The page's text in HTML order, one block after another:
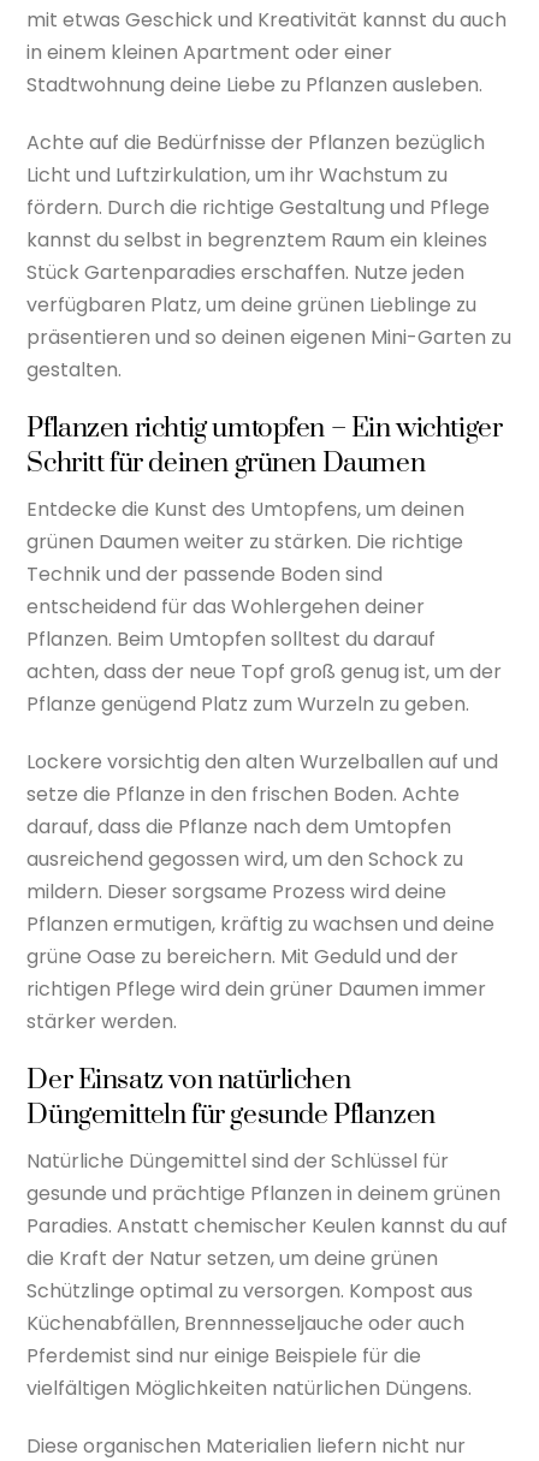
mit etwas Geschick und Kreativität kannst du auch
in einem kleinen Apartment oder einer
Stadtwohnung deine Liebe zu Pflanzen ausleben.
Achte auf die Bedürfnisse der Pflanzen bezüglich
Licht und Luftzirkulation, um ihr Wachstum zu
fördern. Durch die richtige Gestaltung und Pflege
kannst du selbst in begrenztem Raum ein kleines
Stück Gartenparadies erschaffen. Nutze jeden
verfügbaren Platz, um deine grünen Lieblinge zu
präsentieren und so deinen eigenen Mini-Garten zu
gestalten.
Pflanzen richtig umtopfen – Ein wichtiger
Schritt für deinen grünen Daumen
Entdecke die Kunst des Umtopfens, um deinen
grünen Daumen weiter zu stärken. Die richtige
Technik und der passende Boden sind
entscheidend für das Wohlergehen deiner
Pflanzen. Beim Umtopfen solltest du darauf
achten, dass der neue Topf groß genug ist, um der
Pflanze genügend Platz zum Wurzeln zu geben.
Lockere vorsichtig den alten Wurzelballen auf und
setze die Pflanze in den frischen Boden. Achte
darauf, dass die Pflanze nach dem Umtopfen
ausreichend gegossen wird, um den Schock zu
mildern. Dieser sorgsame Prozess wird deine
Pflanzen ermutigen, kräftig zu wachsen und deine
grüne Oase zu bereichern. Mit Geduld und der
richtigen Pflege wird dein grüner Daumen immer
stärker werden.
Der Einsatz von natürlichen
Düngemitteln für gesunde Pflanzen
Natürliche Düngemittel sind der Schlüssel für
gesunde und prächtige Pflanzen in deinem grünen
Paradies. Anstatt chemischer Keulen kannst du auf
die Kraft der Natur setzen, um deine grünen
Schützlinge optimal zu versorgen. Kompost aus
Küchenabfällen, Brennnesseljauche oder auch
Pferdemist sind nur einige Beispiele für die
vielfältigen Möglichkeiten natürlichen Düngens.
Diese organischen Materialien liefern nicht nur